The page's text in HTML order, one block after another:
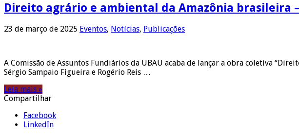
Direito agrário e ambiental da Amazônia brasileira
23 de março de 2025 Eventos, Notícias, Publicações
A Comissão de Assuntos Fundiários da UBAU acaba de lançar a obra coletiva
Sérgio Sampaio Figueira e Rogério Reis …
Leia mais »
Compartilhar
Facebook
LinkedIn